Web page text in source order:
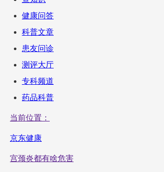
健康问答
科普文章
患友问诊
测评大厅
专科频道
药品科普
当前位置：
京东健康
宫颈炎都有啥危害